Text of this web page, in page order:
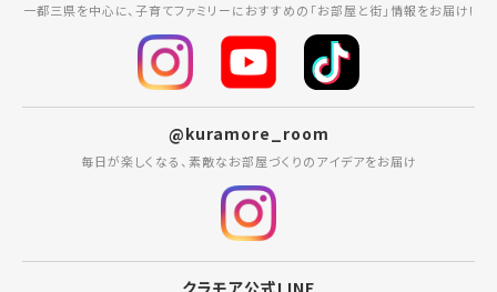
一都三県を中心に、子育てファミリーにおすすめの「お部屋と街」情報をお届け!
@kuramore_room
毎日が楽しくなる、素敵なお部屋づくりのアイデアをお届け
クラモア公式LINE